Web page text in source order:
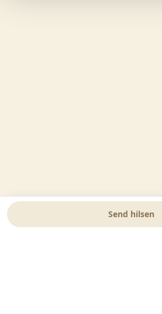
Send hilsen